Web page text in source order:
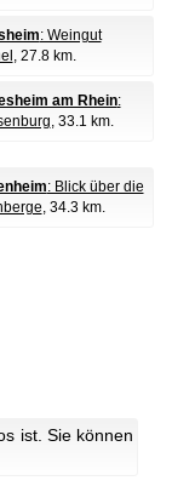
: Weingut
, 27.8 km.
am Rhein:
, 33.1 km.
: Blick über die
, 34.3 km.
ist. Sie können